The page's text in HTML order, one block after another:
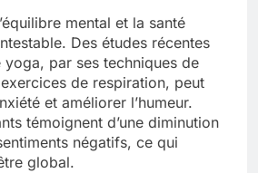
mental et la santé
Des études récentes
par ses techniques de
de respiration, peut
et améliorer l’humeur.
témoignent d’une diminution
négatifs, ce qui
global.